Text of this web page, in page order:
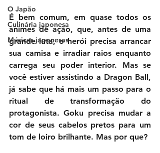
O Japão
Culinária japonesa
Músicas japonesas
É bem comum, em quase todos os
animes de ação, que, antes de uma
grande luta, o herói precisa arrancar
sua camisa e irradiar raios enquanto
carrega seu poder interior. Mas se
você estiver assistindo a Dragon Ball,
já sabe que há mais um passo para o
ritual de transformação do
protagonista. Goku precisa mudar a
cor de seus cabelos pretos para um
tom de loiro brilhante. Mas por que?